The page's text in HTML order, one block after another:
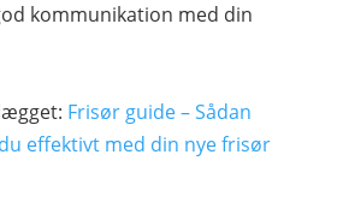
kommunikation med din
Frisør guide – Sådan
effektivt med din nye frisør